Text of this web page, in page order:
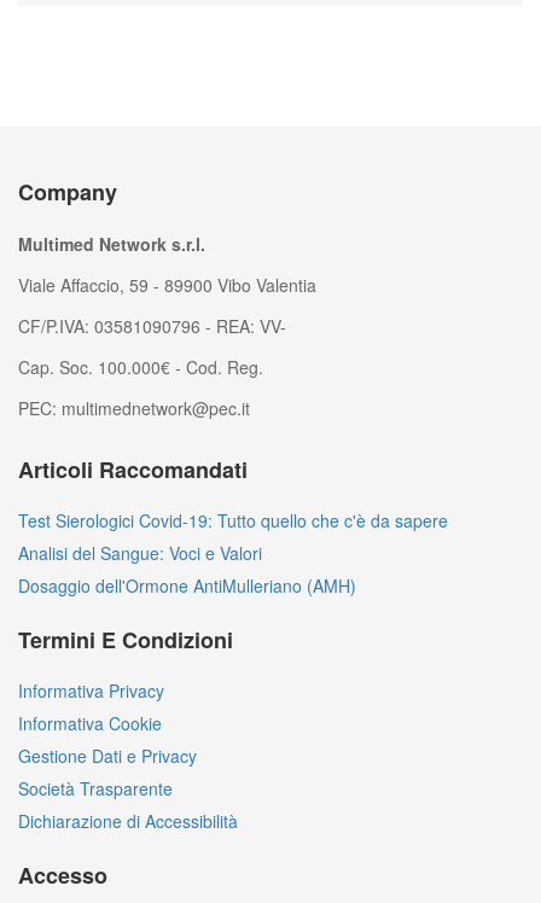
Company
Multimed Network s.r.l.
Viale Affaccio, 59 - 89900 Vibo Valentia
CF/P.IVA: 03581090796 - REA: VV-
Cap. Soc. 100.000€ - Cod. Reg.
PEC: multimednetwork@pec.it
Articoli Raccomandati
Test Sierologici Covid-19: Tutto quello che c'è da sapere
Analisi del Sangue: Voci e Valori
Dosaggio dell'Ormone AntiMulleriano (AMH)
Termini E Condizioni
Informativa Privacy
Informativa Cookie
Gestione Dati e Privacy
Società Trasparente
Dichiarazione di Accessibilità
Accesso